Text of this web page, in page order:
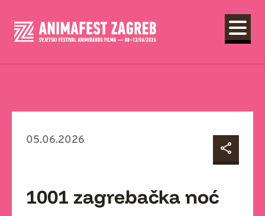
05.06.2026
1001 zagrebačka noć